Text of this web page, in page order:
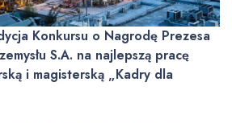
Konkursu o Nagrodę Prezesa
S.A. na najlepszą pracę
i magisterską „Kadry dla